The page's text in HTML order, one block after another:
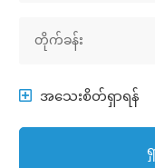
အိမ်အမျိုးအစား
တိုက်ခန်း
အသေးစိတ်ရှာရန်